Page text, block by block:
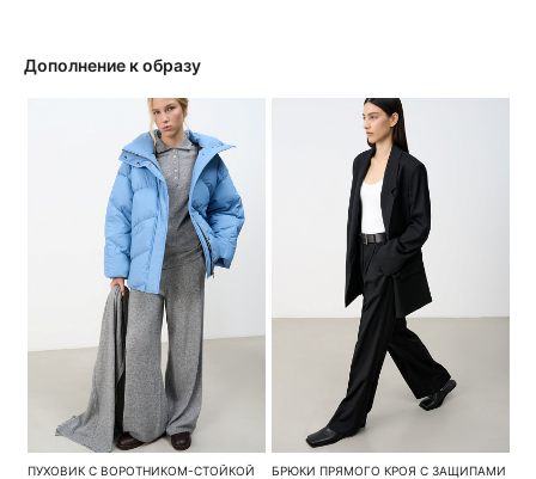
Дополнение к образу
ПУХОВИК С ВОРОТНИКОМ-СТОЙКОЙ БРЮКИ ПРЯМОГО КРОЯ С ЗАЩИПАМИ